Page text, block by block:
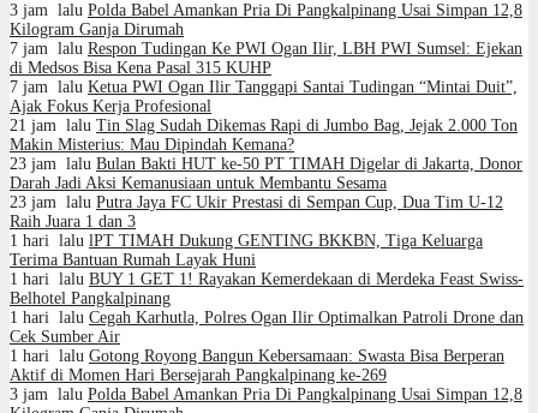
3 jam lalu Polda Babel Amankan Pria Di Pangkalpinang Usai Simpan 12,8
Kilogram Ganja Dirumah
7 jam lalu Respon Tudingan Ke PWI Ogan Ilir, LBH PWI Sumsel: Ejekan
di Medsos Bisa Kena Pasal 315 KUHP
7 jam lalu Ketua PWI Ogan Ilir Tanggapi Santai Tudingan “Mintai Duit”,
Ajak Fokus Kerja Profesional
21 jam lalu Tin Slag Sudah Dikemas Rapi di Jumbo Bag, Jejak 2.000 Ton
Makin Misterius: Mau Dipindah Kemana?
23 jam lalu Bulan Bakti HUT ke-50 PT TIMAH Digelar di Jakarta, Donor
Darah Jadi Aksi Kemanusiaan untuk Membantu Sesama
23 jam lalu Putra Jaya FC Ukir Prestasi di Sempan Cup, Dua Tim U-12
Raih Juara 1 dan 3
1 hari lalu lPT TIMAH Dukung GENTING BKKBN, Tiga Keluarga
Terima Bantuan Rumah Layak Huni
1 hari lalu BUY 1 GET 1! Rayakan Kemerdekaan di Merdeka Feast Swiss-
Belhotel Pangkalpinang
1 hari lalu Cegah Karhutla, Polres Ogan Ilir Optimalkan Patroli Drone dan
Cek Sumber Air
1 hari lalu Gotong Royong Bangun Kebersamaan: Swasta Bisa Berperan
Aktif di Momen Hari Bersejarah Pangkalpinang ke-269
3 jam lalu Polda Babel Amankan Pria Di Pangkalpinang Usai Simpan 12,8